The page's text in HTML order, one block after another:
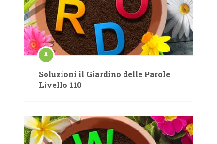
Soluzioni il Giardino delle Parole
Livello 110